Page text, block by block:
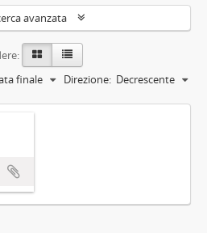
avanzata
finale Direzione: Decrescente